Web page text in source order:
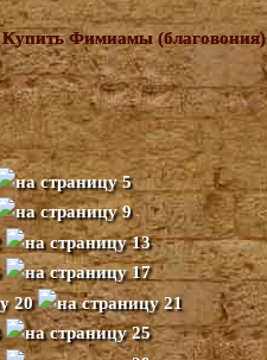
Купить Фимиамы (благовония)